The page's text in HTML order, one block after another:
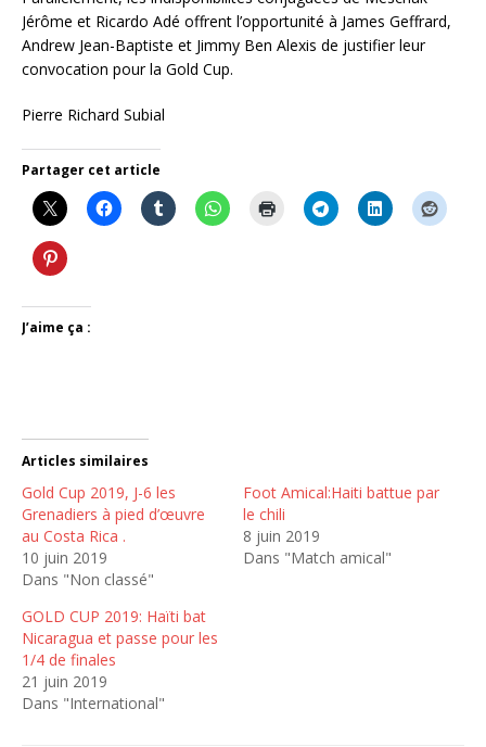
Jérôme et Ricardo Adé offrent l’opportunité à James Geffrard,
Andrew Jean-Baptiste et Jimmy Ben Alexis de justifier leur
convocation pour la Gold Cup.
Pierre Richard Subial
Partager cet article
J’aime ça :
Articles similaires
Gold Cup 2019, J-6 les
Grenadiers à pied d’œuvre
au Costa Rica .
10 juin 2019
Dans "Non classé"
Foot Amical:Haiti battue par
le chili
8 juin 2019
Dans "Match amical"
GOLD CUP 2019: Haïti bat
Nicaragua et passe pour les
1/4 de finales
21 juin 2019
Dans "International"